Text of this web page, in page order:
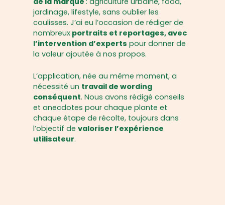
jardinage, lifestyle, sans oublier les
coulisses. J’ai eu l’occasion de rédiger de
nombreux portraits et reportages, avec
l’intervention d’experts pour donner de
la valeur ajoutée à nos propos.
L’application, née au même moment, a
nécessité un travail de wording
conséquent. Nous avons rédigé conseils
et anecdotes pour chaque plante et
chaque étape de récolte, toujours dans
l’objectif de valoriser l’expérience
utilisateur.